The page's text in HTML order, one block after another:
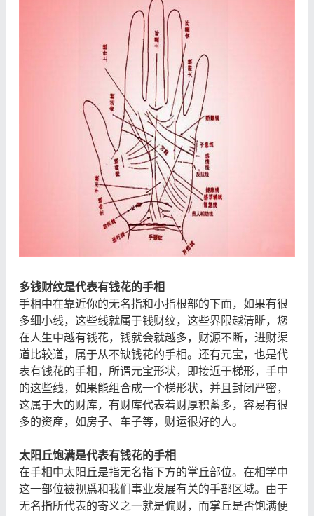
多钱财纹是代表有钱花的手相
手相中在靠近你的无名指和小指根部的下面，如果有很
多细小线，这些线就属于钱财纹，这些界限越清晰，您
在人生中越有钱花，钱就会就越多，财源不断，进财渠
道比较道，属于从不缺钱花的手相。还有元宝，也是代
表有钱花的手相，所谓元宝形状，即接近于梯形，手中
的这些线，如果能组合成一个梯形状，并且封闭严密，
这属于大的财库，有财库代表着财厚积蓄多，容易有很
多的资産，如房子、车子等，财运很好的人。
太阳丘饱满是代表有钱花的手相
在手相中太阳丘是指无名指下方的掌丘部位。在相学中
这一部位被视爲和我们事业发展有关的手部区域。由于
无名指所代表的寄义之一就是偏财，而掌丘是否饱满便